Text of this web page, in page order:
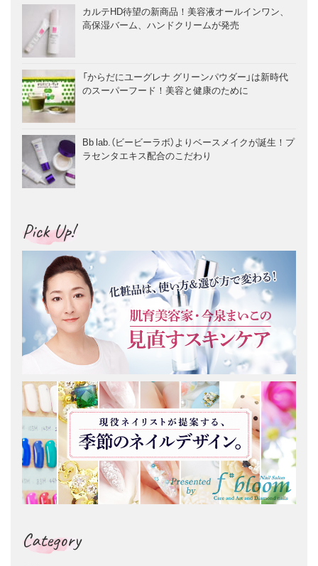
カルテHD待望の新商品！美容液オールインワン、
高保湿バーム、ハンドクリームが発売
「からだにユーグレナ グリーンパウダー」は新時代
のスーパーフード！美容と健康のために
Bb lab.（ビービーラボ）よりベースメイクが誕生！プ
ラセンタエキス配合のこだわり
Pick Up!
Category